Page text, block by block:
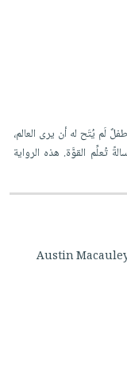
لَم يُتَح له أن يرى العالم،
القوَّة. هذه الرواية
| Austin